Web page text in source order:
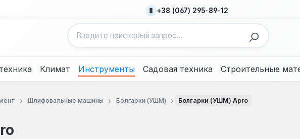
+38 (067) 295-89-12
Климат Инструменты Садовая техника Строительные
Шлифовальные машины Болгарки (УШМ) Болгарки (УШМ) Apro